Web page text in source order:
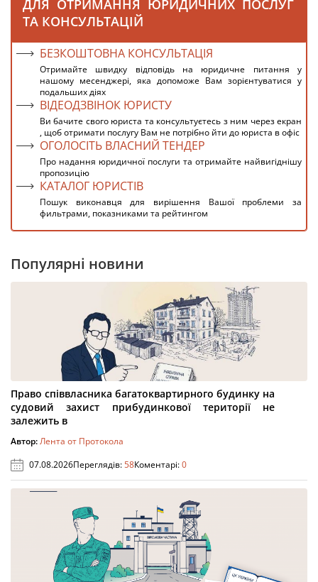
ДЛЯ ОТРИМАННЯ ЮРИДИЧНИХ ПОСЛУГ
ТА КОНСУЛЬТАЦІЙ
БЕЗКОШТОВНА КОНСУЛЬТАЦІЯ
Отримайте швидку відповідь на юридичне питання у
нашому месенджері, яка допоможе Вам зорієнтуватися у
подальших діях
ВІДЕОДЗВІНОК ЮРИСТУ
Ви бачите свого юриста та консультуєтесь з ним через екран
, щоб отримати послугу Вам не потрібно йти до юриста в офіс
ОГОЛОСІТЬ ВЛАСНИЙ ТЕНДЕР
Про надання юридичної послуги та отримайте найвигіднішу
пропозицію
КАТАЛОГ ЮРИСТІВ
Пошук виконавця для вирішення Вашої проблеми за
фильтрами, показниками та рейтингом
Популярні новини
Право співвласника багатоквартирного будинку на
судовий захист прибудинкової території не
залежить в
Автор:Лента от Протокола
07.08.2026Переглядів:58Коментарі:0